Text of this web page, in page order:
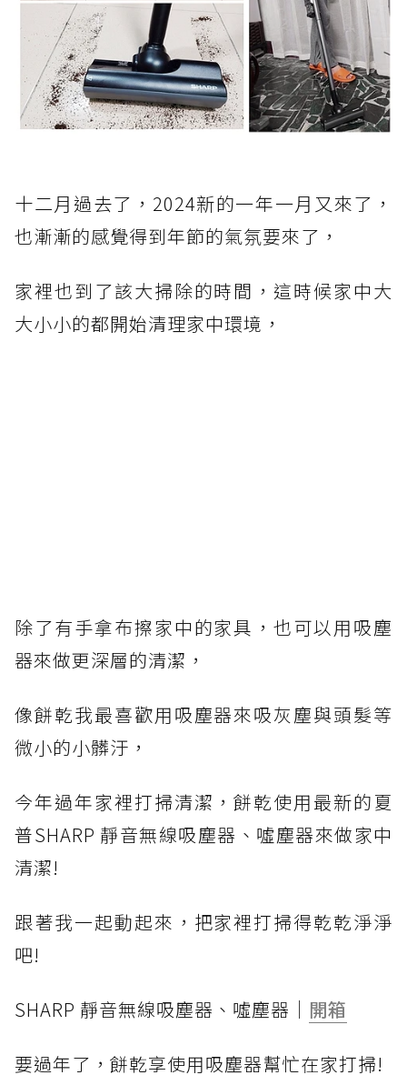
十二月過去了，2024新的一年一月又來了，
也漸漸的感覺得到年節的氣氛要來了，
家裡也到了該大掃除的時間，這時候家中大
大小小的都開始清理家中環境，
除了有手拿布擦家中的家具，也可以用吸塵
器來做更深層的清潔，
像餅乾我最喜歡用吸塵器來吸灰塵與頭髮等
微小的小髒汙，
今年過年家裡打掃清潔，餅乾使用最新的夏
普SHARP 靜音無線吸塵器、噓塵器來做家中
清潔!
跟著我一起動起來，把家裡打掃得乾乾淨淨
吧!
SHARP 靜音無線吸塵器、噓塵器｜ 開箱
要過年了，餅乾享使用吸塵器幫忙在家打掃!